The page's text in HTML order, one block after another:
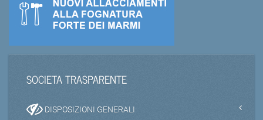
SOCIETA TRASPARENTE
DISPOSIZIONI GENERALI